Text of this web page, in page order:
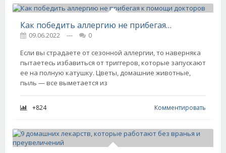
Как победить аллергию не прибегая к помощи докторов
09.06.2022 ---
0
Если вы страдаете от сезонной аллергии, то наверняка
пытаетесь избавиться от триггеров, которые запускают
ее на полную катушку. Цветы, домашние животные,
пыль — все выметается из
+824 Комментировать